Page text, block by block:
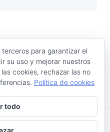
para garantizar el
su uso y mejorar nuestros
cookies, rechazar las no
Política de cookies
todo